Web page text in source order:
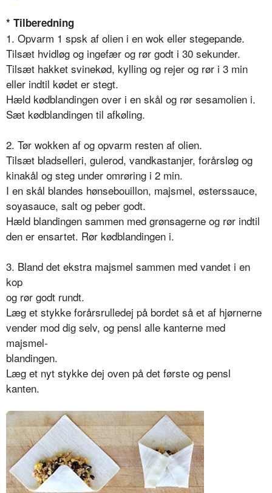
* Tilberedning
1. Opvarm 1 spsk af olien i en wok eller stegepande.
Tilsæt hvidløg og ingefær og rør godt i 30 sekunder.
Tilsæt hakket svinekød, kylling og rejer og rør i 3 min
eller indtil kødet er stegt.
Hæld kødblandingen over i en skål og rør sesamolien i.
Sæt kødblandingen til afkøling.
2. Tør wokken af og opvarm resten af olien.
Tilsæt bladselleri, gulerod, vandkastanjer, forårsløg og
kinakål og steg under omrøring i 2 min.
I en skål blandes hønsebouillon, majsmel, østerssauce,
soyasauce, salt og peber godt.
Hæld blandingen sammen med grønsagerne og rør indtil
den er ensartet. Rør kødblandingen i.
3. Bland det ekstra majsmel sammen med vandet i en
kop
og rør godt rundt.
Læg et stykke forårsrulledej på bordet så et af hjørnerne
vender mod dig selv, og pensl alle kanterne med
majsmel-
blandingen.
Læg et nyt stykke dej oven på det første og pensl
kanten.